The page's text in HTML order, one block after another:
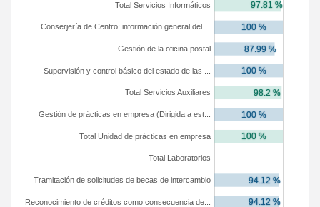
Reconocimiento de créditos como consecuencia de...
Tramitación de solicitudes de becas de intercambio
Total Laboratorios
Total Unidad de prácticas en empresa
Gestión de prácticas en empresa (Dirigida a est...
Total Servicios Auxiliares
Supervisión y control básico del estado de las ...
Gestión de la oficina postal
Conserjería de Centro: información general del ...
Total Servicios Informáticos